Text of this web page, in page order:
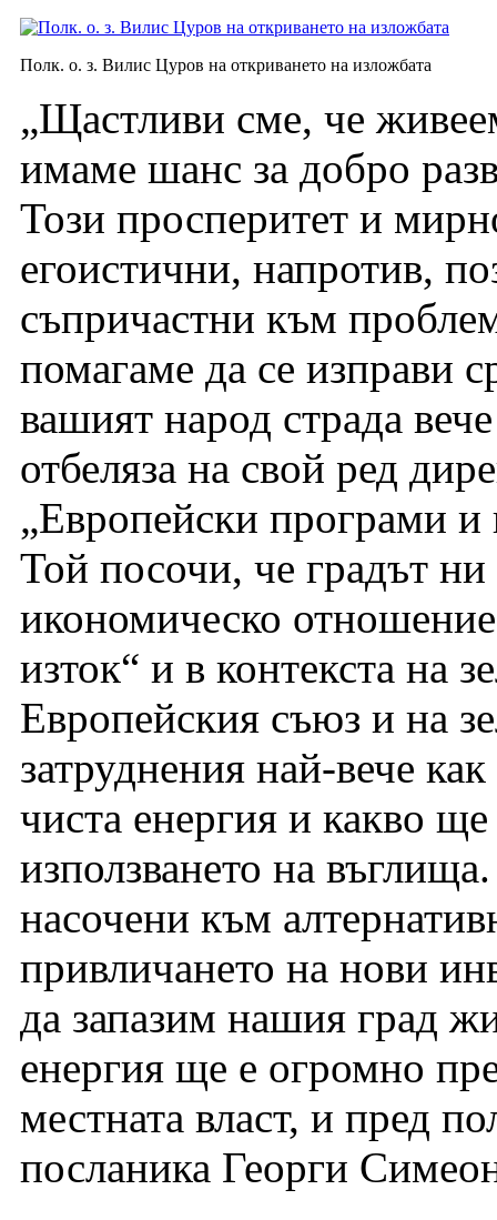
Полк. о. з. Вилис Цуров на откриването на изложбата
„Щастливи сме, че
имаме шанс за добро
Този просперитет и
егоистични, напротив,
съпричастни към
помагаме да се изправи
вашият народ страда
отбеляза на свой ред
„Европейски програми
Той посочи, че градът ни
икономическо
изток“ и в контекста на
Европейския съюз и на
затруднения най-вече
чиста енергия и какво
използването на
насочени към
привличането на нови
да запазим нашия град
енергия ще е огромно
местната власт, и пред
посланика Георги